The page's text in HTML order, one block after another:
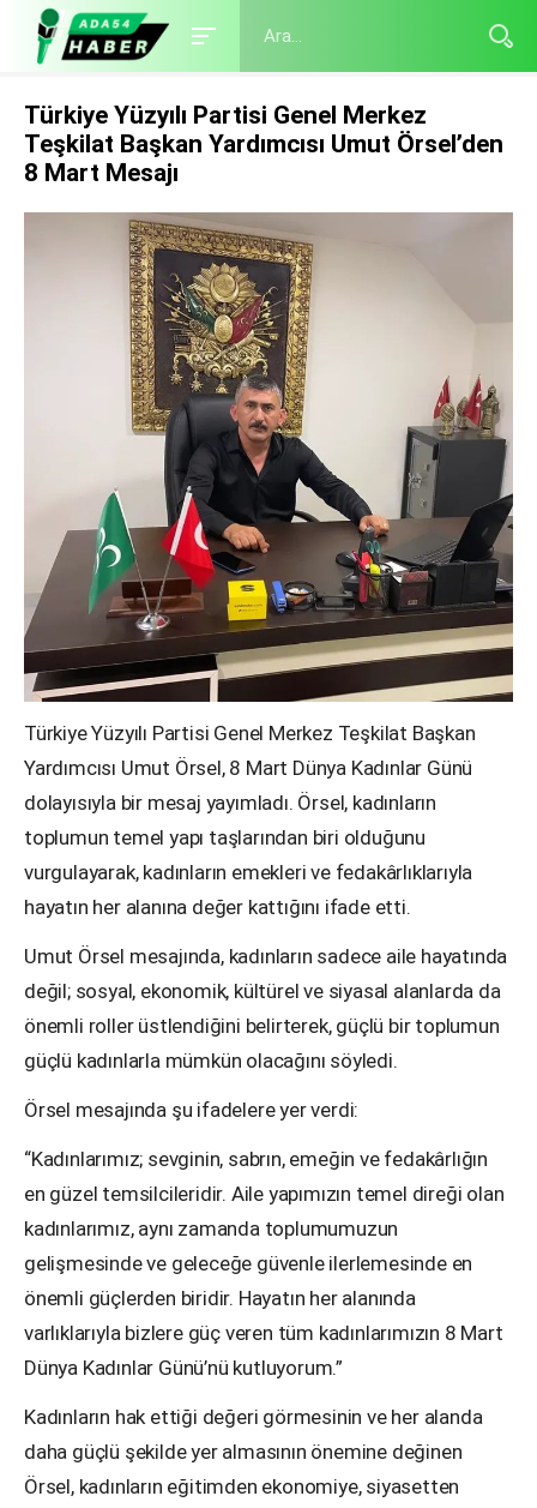
Türkiye Yüzyılı Partisi Genel Merkez
Teşkilat Başkan Yardımcısı Umut Örsel’den
8 Mart Mesajı
Türkiye Yüzyılı Partisi Genel Merkez Teşkilat Başkan
Yardımcısı Umut Örsel, 8 Mart Dünya Kadınlar Günü
dolayısıyla bir mesaj yayımladı. Örsel, kadınların
toplumun temel yapı taşlarından biri olduğunu
vurgulayarak, kadınların emekleri ve fedakârlıklarıyla
hayatın her alanına değer kattığını ifade etti.
Umut Örsel mesajında, kadınların sadece aile hayatında
değil; sosyal, ekonomik, kültürel ve siyasal alanlarda da
önemli roller üstlendiğini belirterek, güçlü bir toplumun
güçlü kadınlarla mümkün olacağını söyledi.
Örsel mesajında şu ifadelere yer verdi:
“Kadınlarımız; sevginin, sabrın, emeğin ve fedakârlığın
en güzel temsilcileridir. Aile yapımızın temel direği olan
kadınlarımız, aynı zamanda toplumumuzun
gelişmesinde ve geleceğe güvenle ilerlemesinde en
önemli güçlerden biridir. Hayatın her alanında
varlıklarıyla bizlere güç veren tüm kadınlarımızın 8 Mart
Dünya Kadınlar Günü’nü kutluyorum.”
Kadınların hak ettiği değeri görmesinin ve her alanda
daha güçlü şekilde yer almasının önemine değinen
Örsel, kadınların eğitimden ekonomiye, siyasetten